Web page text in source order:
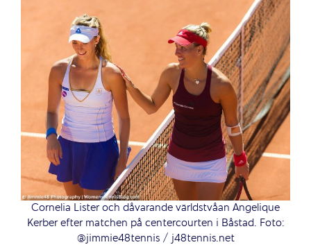
Cornelia Lister och dåvarande världstvåan Angelique
Kerber efter matchen på centercourten i Båstad. Foto:
@jimmie48tennis / j48tennis.net